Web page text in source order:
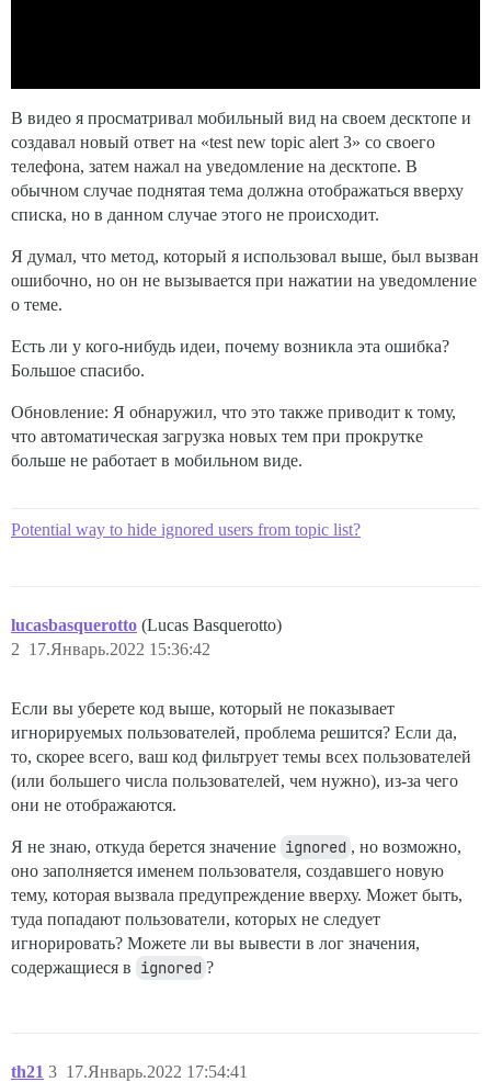
В видео я просматривал мобильный вид на своем десктопе и
создавал новый ответ на «test new topic alert 3» со своего
телефона, затем нажал на уведомление на десктопе. В
обычном случае поднятая тема должна отображаться вверху
списка, но в данном случае этого не происходит.
Я думал, что метод, который я использовал выше, был вызван
ошибочно, но он не вызывается при нажатии на уведомление
о теме.
Есть ли у кого-нибудь идеи, почему возникла эта ошибка?
Большое спасибо.
Обновление: Я обнаружил, что это также приводит к тому,
что автоматическая загрузка новых тем при прокрутке
больше не работает в мобильном виде.
Potential way to hide ignored users from topic list?
lucasbasquerotto (Lucas Basquerotto)
17.Январь.2022 15:36:42
2
Если вы уберете код выше, который не показывает
игнорируемых пользователей, проблема решится? Если да,
то, скорее всего, ваш код фильтрует темы всех пользователей
(или большего числа пользователей, чем нужно), из-за чего
они не отображаются.
Я не знаю, откуда берется значение ignored , но возможно,
оно заполняется именем пользователя, создавшего новую
тему, которая вызвала предупреждение вверху. Может быть,
туда попадают пользователи, которых не следует
игнорировать? Можете ли вы вывести в лог значения,
содержащиеся в ignored ?
th21 17.Январь.2022 17:54:41
3